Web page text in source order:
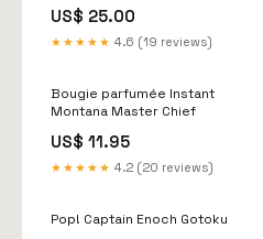
US$ 25.00
★★★★★ 4.6 (19 reviews)
Bougie parfumée Instant
Montana Master Chief
US$ 11.95
★★★★★ 4.2 (20 reviews)
Pop! Captain Enoch Gotoku